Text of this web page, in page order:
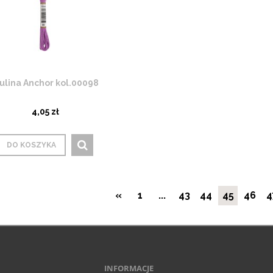
Anchor kol.00098
4,05 zł
DO KOSZYKA
« 1 ... 43 44 45 46
INFORMACJE